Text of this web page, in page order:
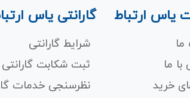
یاس ارتباط
ما
ما
خرید
گارانتی یاس
شرایط گارانتی
ثبت شکابت‌ گارانتی
نظرسنجی خدمات